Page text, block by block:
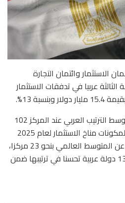
وائتمان التجارة
عربيا في تدفقات الاستثمار
وأعلنت ضمان عن استقرار متوسط الترتيب العربي عند المركز 102
عالميا في مؤشرها المجمع لمكونات مناخ الاستثمار لعام 2025
مما يعكس استمرار الفجوة عن المتوسط العالمي بنحو 23 مركزا،
وذلك على الرغم من تسجيل 13 دولة عربية تحسنا في ترتيبها ضمن